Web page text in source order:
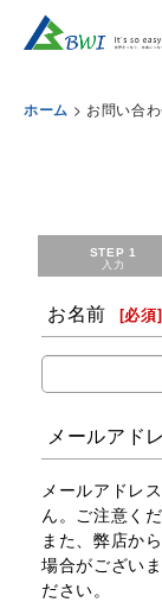
ホーム > お問い合
STEP 1
入力
お名前 [必須]
メールアド
メールアドレ
ん。ご注意くだ
また、弊店か
場合がござい
ださい。